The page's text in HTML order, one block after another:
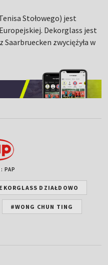
Stołowego) jest
Dekorglass jest
zwyciężyła w
PAP
DZIAŁDOWO
#WONG CHUN TING